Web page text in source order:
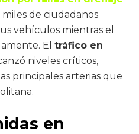
de ciudadanos
vehículos mientras el
El tráfico en
niveles críticos,
principales arterias que
en